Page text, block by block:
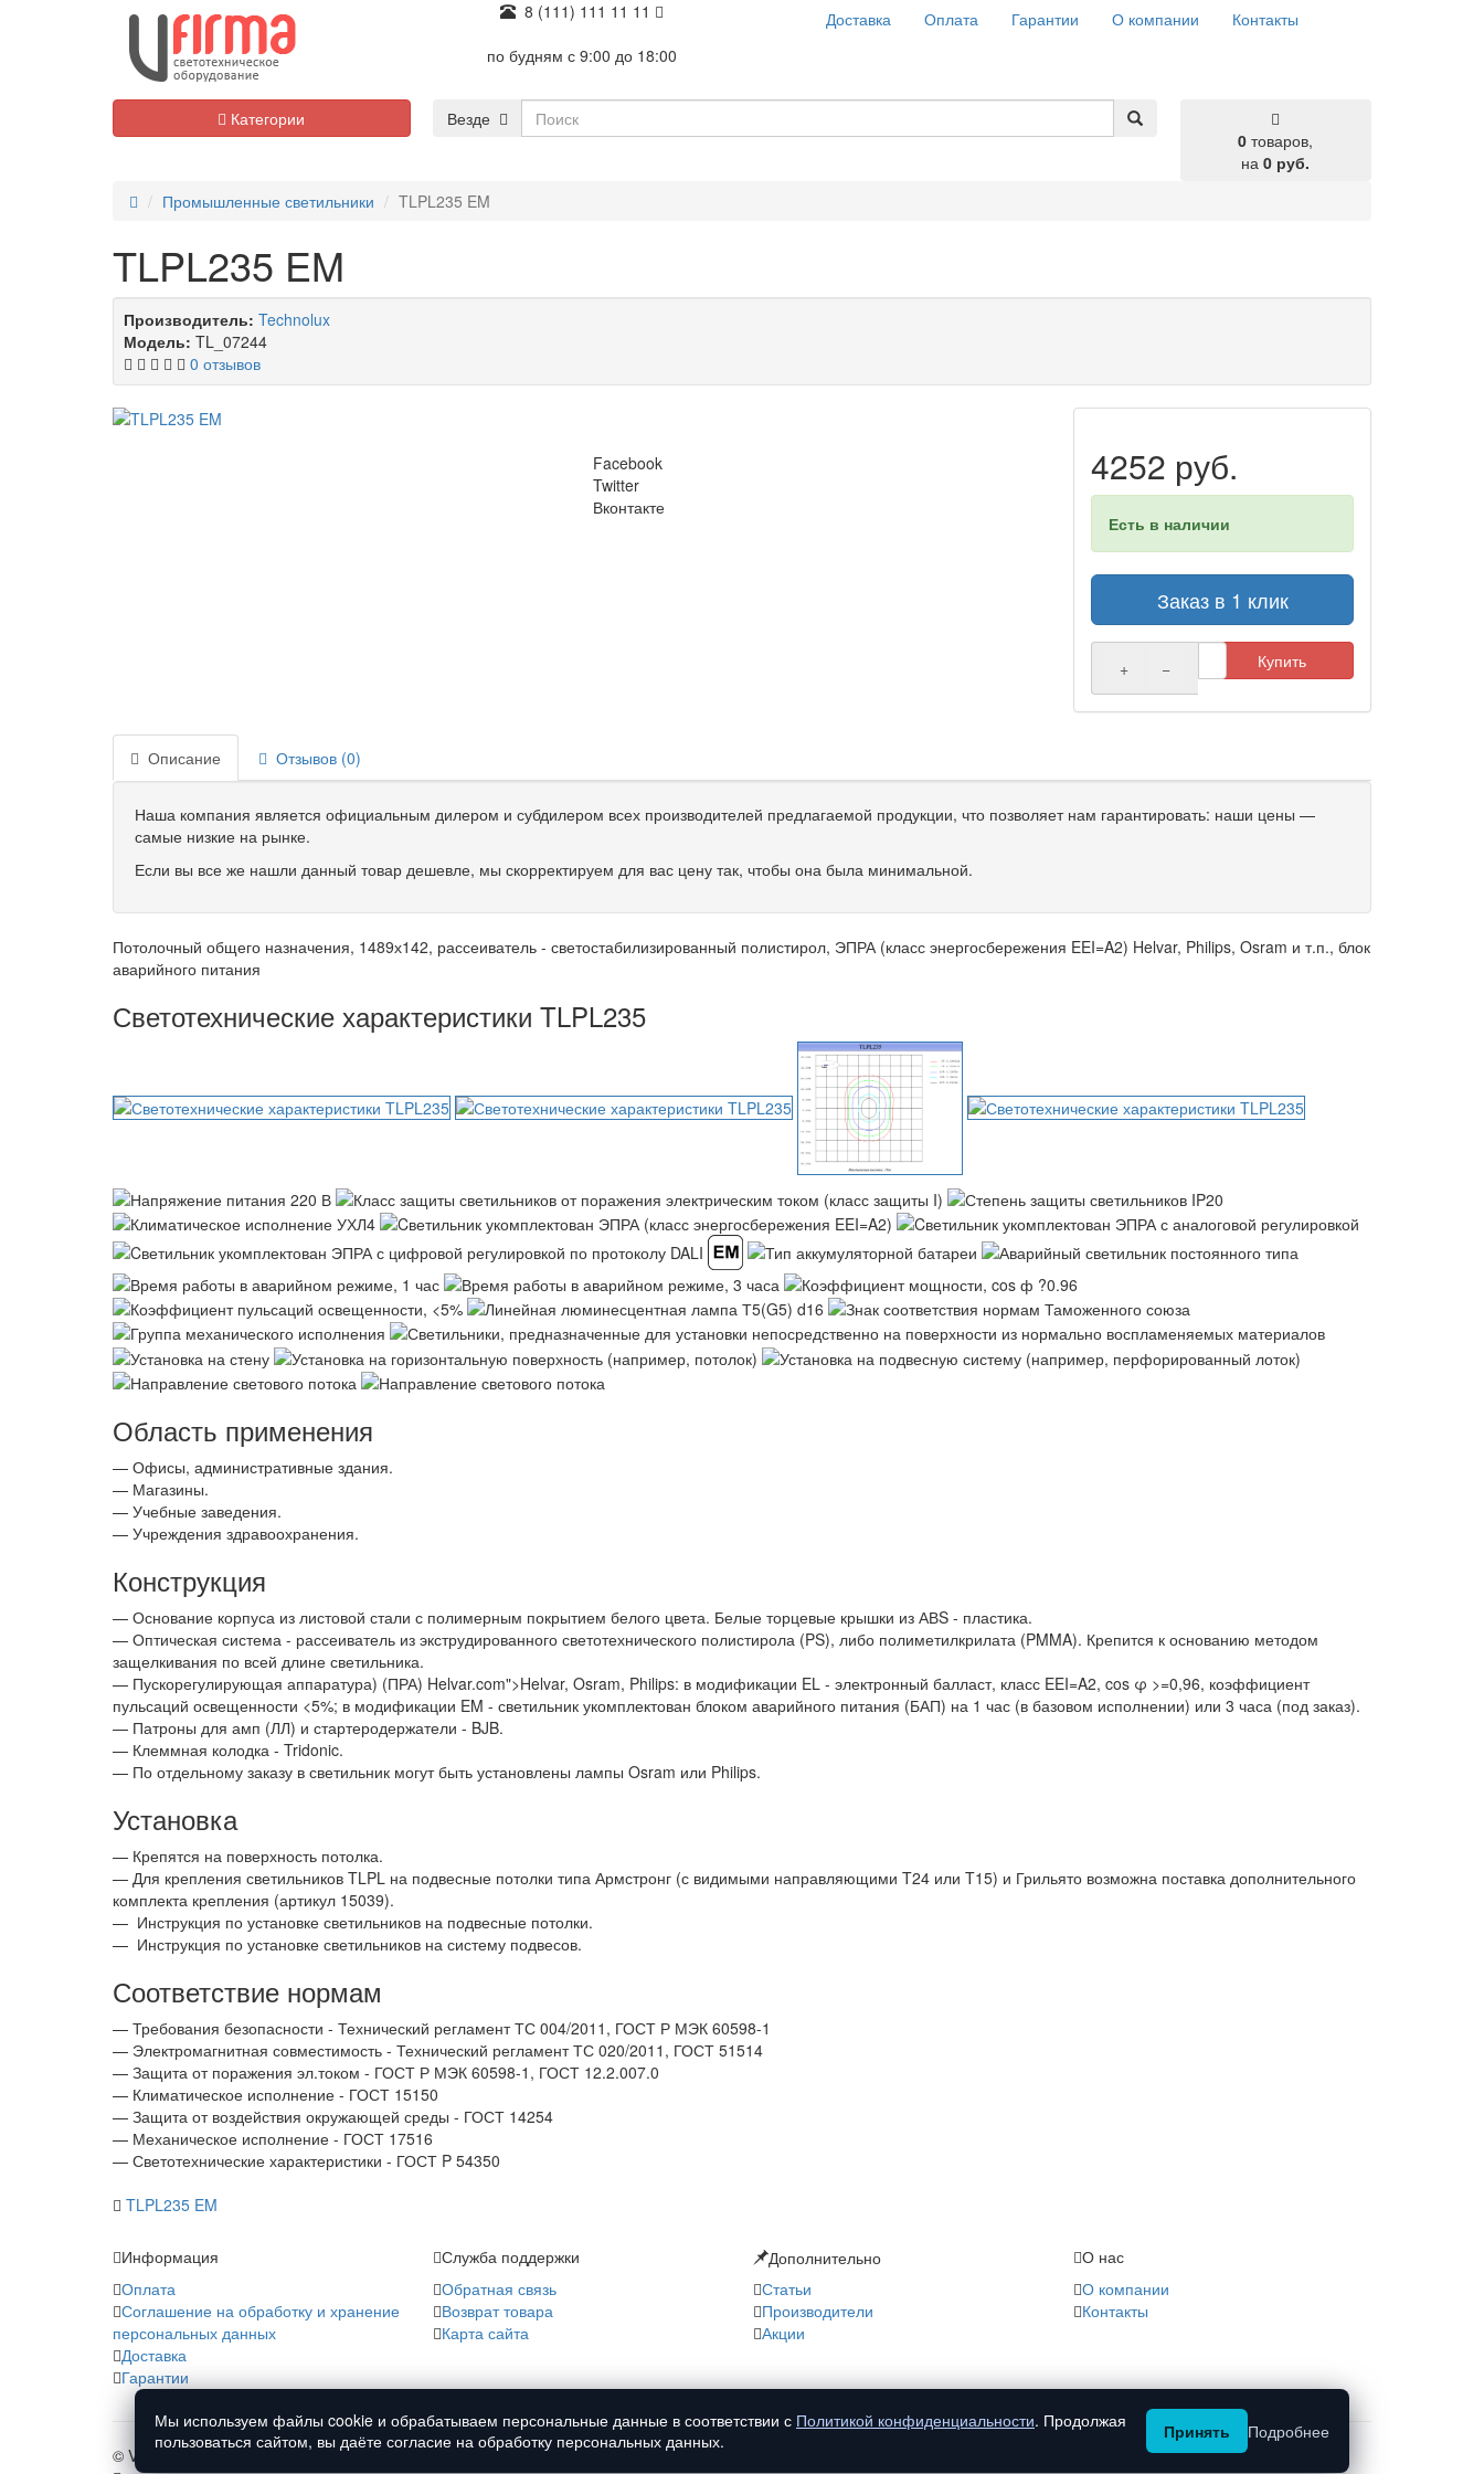
8 (111) 111 11 11
по будням с 9:00 до 18:00
Доставка Оплата Гарантии О компании Контакты
Везде
0 товаров,
на0 руб.
Категории
Промышленные светильники TLPL235 EM
TLPL235 EM
Производитель: Technolux
Модель: TL_07244
0 отзывов
Facebook
Twitter
Вконтакте
4252 руб.
Есть в наличии
Заказ в 1 клик
+ − Купить
Описание Отзывов (0)
Наша компания является официальным дилером и субдилером всех производителей предлагаемой продукции, что позволяет нам гарантировать: наши цены —
самые низкие на рынке.
Если вы все же нашли данный товар дешевле, мы скорректируем для вас цену так, чтобы она была минимальной.
Потолочный общего назначения, 1489х142, рассеиватель - светостабилизированный полистирол, ЭПРА (класс энергосбережения EEI=A2) Helvar, Philips, Osram и т.п., блок
аварийного питания
Светотехнические характеристики TLPL235
Область применения
— Офисы, административные здания.
— Магазины.
— Учебные заведения.
— Учреждения здравоохранения.
Конструкция
— Основание корпуса из листовой стали с полимерным покрытием белого цвета. Белые торцевые крышки из АВS - пластика.
— Оптическая система - рассеиватель из экструдированного светотехнического полистирола (PS), либо полиметилкрилата (PMMA). Крепится к основанию методом
защелкивания по всей длине светильника.
— Пускорегулирующая аппаратура) (ПРА) Helvar.com">Helvar, Osram, Philips: в модификации EL - электронный балласт, класс EEI=A2, cos φ >=0,96, коэффициент
пульсаций освещенности <5%; в модификации EM - светильник укомплектован блоком аварийного питания (БАП) на 1 час (в базовом исполнении) или 3 часа (под заказ).
— Патроны для амп (ЛЛ) и стартеродержатели - BJB.
— Клеммная колодка - Tridonic.
— По отдельному заказу в светильник могут быть установлены лампы Osram или Philips.
Установка
— Крепятся на поверхность потолка.
— Для крепления светильников TLPL на подвесные потолки типа Армстронг (с видимыми направляющими T24 или T15) и Грильято возможна поставка дополнительного
комплекта крепления (артикул 15039).
— Инструкция по установке светильников на подвесные потолки.
— Инструкция по установке светильников на систему подвесов.
Соответствие нормам
— Требования безопасности - Технический регламент ТС 004/2011, ГОСТ Р МЭК 60598-1
— Электромагнитная совместимость - Технический регламент ТС 020/2011, ГОСТ 51514
— Защита от поражения эл.током - ГОСТ Р МЭК 60598-1, ГОСТ 12.2.007.0
— Климатическое исполнение - ГОСТ 15150
— Защита от воздействия окружающей среды - ГОСТ 14254
— Механическое исполнение - ГОСТ 17516
— Светотехнические характеристики - ГОСТ P 54350
TLPL235 EM
Информация
Оплата
Соглашение на обработку и хранение
персональных данных
Доставка
Гарантии
Служба поддержки
Обратная связь
Возврат товара
Карта сайта
Дополнительно
Статьи
Производители
Акции
О нас
О компании
Контакты
© Vfirma.ru 2008-2026 г. Все права защищены.
Мы используем файлы cookie и обрабатываем персональные данные в соответствии с Политикой конфиденциальности. Продолжая
пользоваться сайтом, вы даёте согласие на обработку персональных данных.
Принять Подробнее